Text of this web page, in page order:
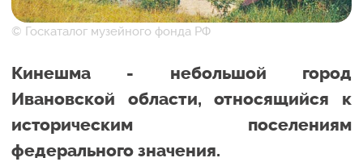
© Госкаталог музейного фонда РФ
Кинешма - небольшой город
Ивановской области, относящийся к
историческим поселениям
федерального значения.